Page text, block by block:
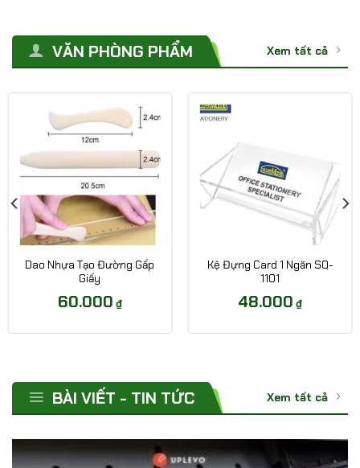
VĂN PHÒNG PHẨM Xem tất cả
Dao Nhựa Tạo Đường Gấp
Giấy
60.000 ₫
Kệ Đựng Card 1 Ngăn SQ-
1101
48.000 ₫
BÀI VIẾT - TIN TỨC Xem tất cả